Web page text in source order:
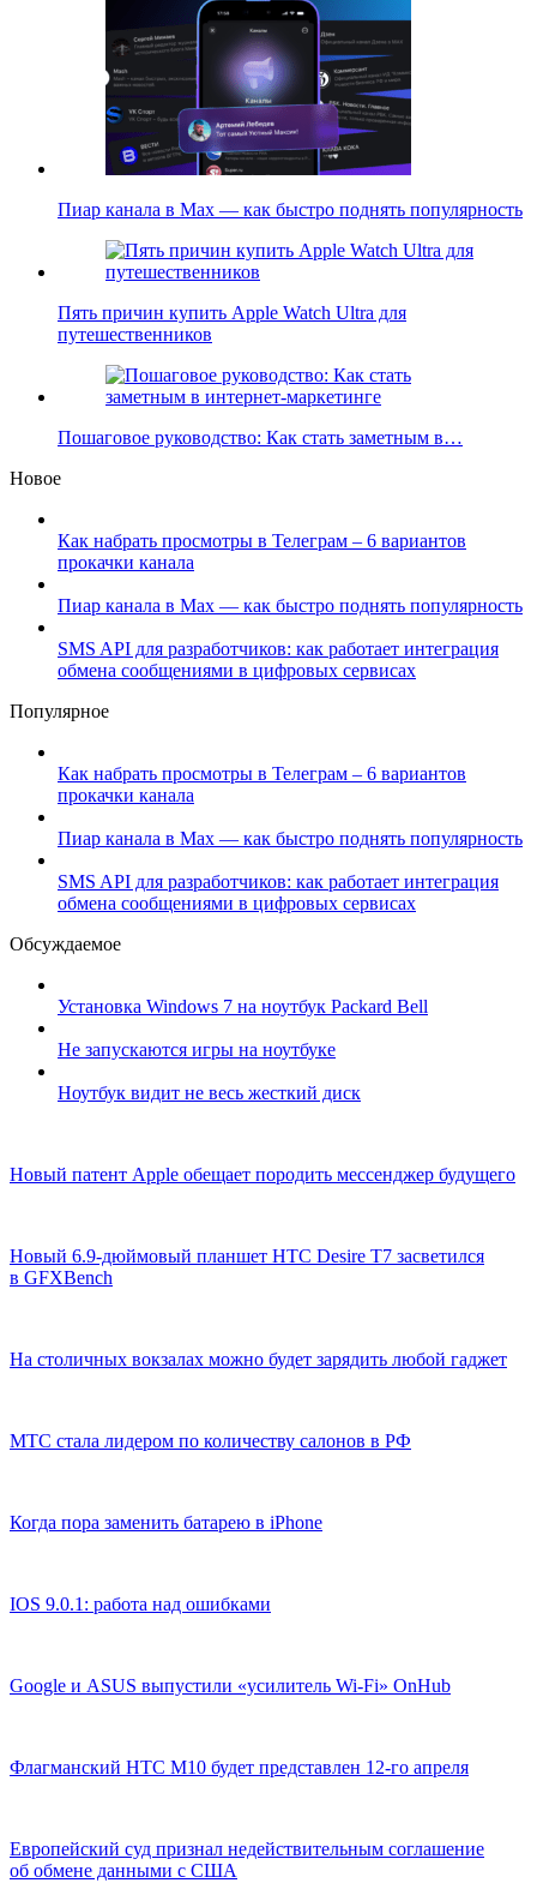
Пиар канала в Max — как быстро поднять популярность
Пять причин купить Apple Watch Ultra для
путешественников
Пошаговое руководство: Как стать заметным в…
Новое
Как набрать просмотры в Телеграм – 6 вариантов
прокачки канала
Пиар канала в Max — как быстро поднять популярность
SMS API для разработчиков: как работает интеграция
обмена сообщениями в цифровых сервисах
Популярное
Как набрать просмотры в Телеграм – 6 вариантов
прокачки канала
Пиар канала в Max — как быстро поднять популярность
SMS API для разработчиков: как работает интеграция
обмена сообщениями в цифровых сервисах
Обсуждаемое
Установка Windows 7 на ноутбук Packard Bell
Не запускаются игры на ноутбуке
Ноутбук видит не весь жесткий диск
Новый патент Apple обещает породить мессенджер будущего
Новый 6.9-дюймовый планшет HTC Desire T7 засветился
в GFXBench
На столичных вокзалах можно будет зарядить любой гаджет
МТС стала лидером по количеству салонов в РФ
Когда пора заменить батарею в iPhone
IOS 9.0.1: работа над ошибками
Google и ASUS выпустили «усилитель Wi-Fi» OnHub
Флагманский HTC M10 будет представлен 12-го апреля
Европейский суд признал недействительным соглашение
об обмене данными с США